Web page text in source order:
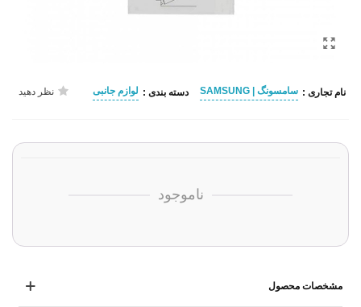
نام تجاری : سامسونگ | SAMSUNG دسته بندی : لوازم جانبی نظر دهید
ناموجود
مشخصات محصول